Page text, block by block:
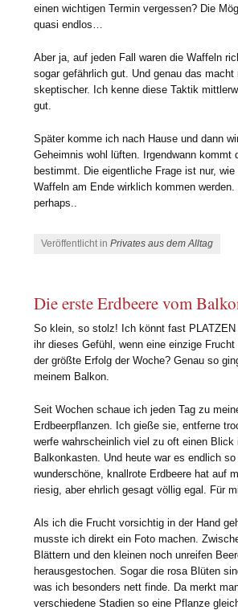
einen wichtigen Termin vergessen? Die
quasi endlos…
Aber ja, auf jeden Fall waren die Waffeln
sogar gefährlich gut. Und genau das macht
skeptischer. Ich kenne diese Taktik
gut.
Später komme ich nach Hause und dann
Geheimnis wohl lüften. Irgendwann kommt
bestimmt. Die eigentliche Frage ist nur,
Waffeln am Ende wirklich kommen werden.
perhaps..
Veröffentlicht inPrivates aus dem Alltag
Die erste Erdbeere vom
So klein, so stolz! Ich könnt fast PLATZEN
ihr dieses Gefühl, wenn eine einzige
der größte Erfolg der Woche? Genau so
meinem Balkon.
Seit Wochen schaue ich jeden Tag zu
Erdbeerpflanzen. Ich gieße sie, entferne
werfe wahrscheinlich viel zu oft einen Blick
Balkonkasten. Und heute war es endlich
wunderschöne, knallrote Erdbeere hat auf
riesig, aber ehrlich gesagt völlig egal. Für
Als ich die Frucht vorsichtig in der Hand
musste ich direkt ein Foto machen.
Blättern und den kleinen noch unreifen
herausgestochen. Sogar die rosa Blüten
was ich besonders nett finde. Da merkt
verschiedene Stadien so eine Pflanze